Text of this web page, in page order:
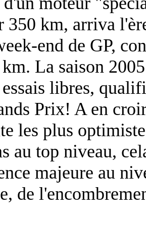
350 km, arriva
end de GP,
La saison
libres,
Prix! A en
les plus
au top niveau,
majeure au
de